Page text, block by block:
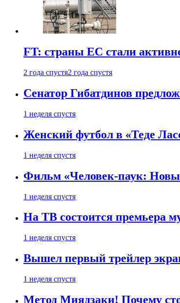
FT: страны ЕС стали
2 года спустя2 года спустя
Сенатор Гибатдинов
1 неделя спустя
Женский футбол в «Теде
1 неделя спустя
Фильм «Человек-паук:
1 неделя спустя
На ТВ состоится премьера
1 неделя спустя
Вышел первый трейлер
1 неделя спустя
Метод Миядзаки! Почему